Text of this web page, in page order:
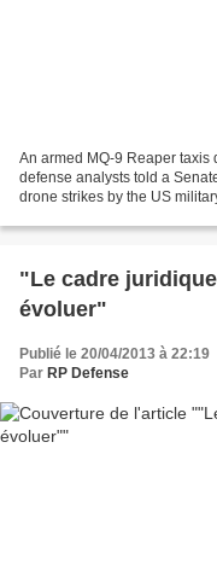
An armed MQ-9 Reaper taxis
defense analysts told a
drone strikes by the US
"Le cadre
évoluer"
Publié le 20/04/2013 à 22:19
Par RP Defense